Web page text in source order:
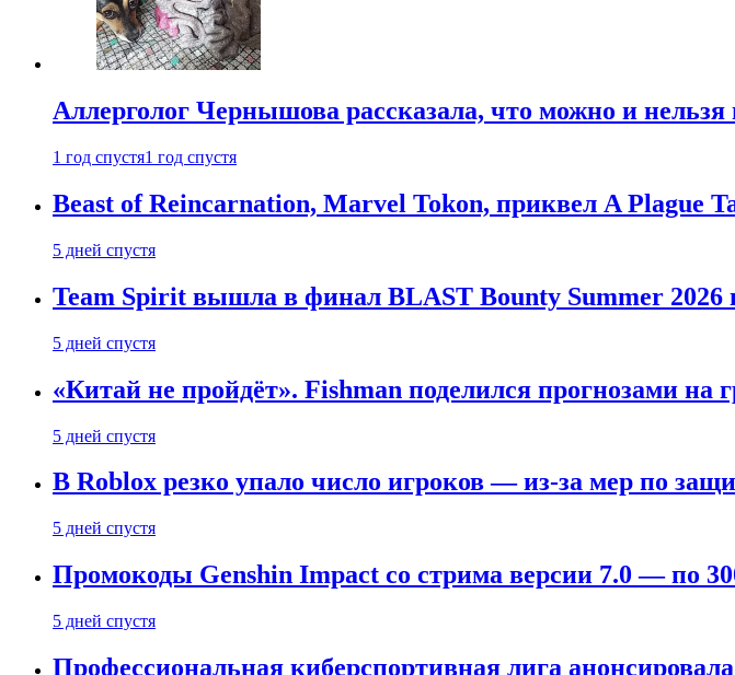
Аллерголог Чернышова рассказала, что можно и
1 год спустя1 год спустя
Beast of Reincarnation, Marvel Tokon, приквел A Plague
5 дней спустя
Team Spirit вышла в финал BLAST Bounty Summer 2026
5 дней спустя
«Китай не пройдёт». Fishman поделился прогнозами на
5 дней спустя
В Roblox резко упало число игроков — из-за мер по
5 дней спустя
Промокоды Genshin Impact со стрима версии 7.0 — по
5 дней спустя
Профессиональная киберспортивная лига